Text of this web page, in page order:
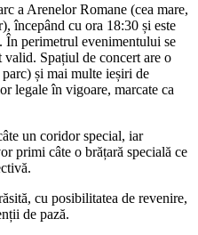
a Arenelor Romane (cea mare,
începând cu ora 18:30 și este
În perimetrul evenimentului se
valid. Spațiul de concert are o
și mai multe ieșiri de
legale în vigoare, marcate ca
un coridor special, iar
primi câte o brățară specială ce
cu posibilitatea de revenire,
de pază.